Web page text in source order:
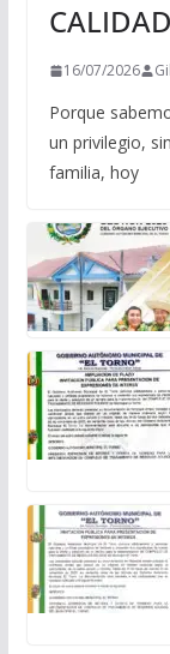
16/07/2026
Porque
un privilegio,
familia, hoy